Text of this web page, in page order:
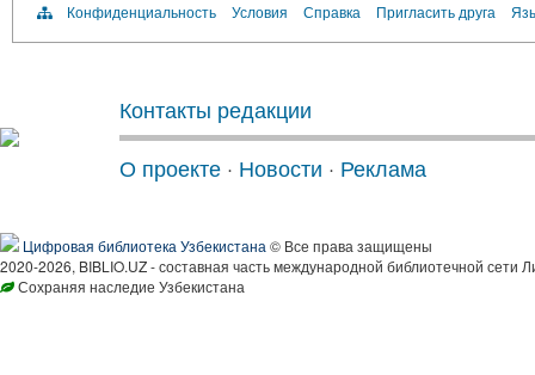
Конфиденциальность Условия Справка Пригласить друга
Контакты редакции
О проекте · Новости · Реклама
Цифровая библиотека Узбекистана © Все права защищены
2020-2026, BIBLIO.UZ - составная часть международной библиотечной сети
Сохраняя наследие Узбекистана